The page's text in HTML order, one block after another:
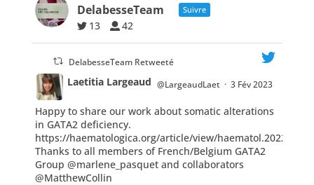
DelabesseTeam Suivre
13 42
DelabesseTeam Retweeté
;
Laetitia Largeaud @LargeaudLaet · 3 Fév 2023
Happy to share our work about somatic alterations
in GATA2 deficiency.
https://haematologica.org/article/view/
Thanks to all members of French/Belgium GATA2
Group @marlene_pasquetand collaborators
@MatthewCollin